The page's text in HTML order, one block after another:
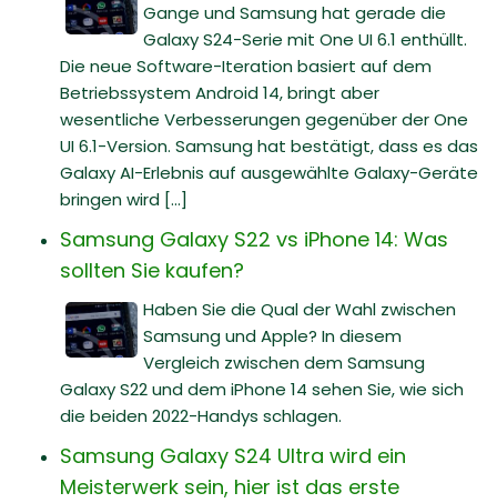
Gange und Samsung hat gerade die
Galaxy S24-Serie mit One UI 6.1 enthüllt.
Die neue Software-Iteration basiert auf dem
Betriebssystem Android 14, bringt aber
wesentliche Verbesserungen gegenüber der One
UI 6.1-Version. Samsung hat bestätigt, dass es das
Galaxy AI-Erlebnis auf ausgewählte Galaxy-Geräte
bringen wird [...]
Samsung Galaxy S22 vs iPhone 14: Was
sollten Sie kaufen?
Haben Sie die Qual der Wahl zwischen
Samsung und Apple? In diesem
Vergleich zwischen dem Samsung
Galaxy S22 und dem iPhone 14 sehen Sie, wie sich
die beiden 2022-Handys schlagen.
Samsung Galaxy S24 Ultra wird ein
Meisterwerk sein, hier ist das erste